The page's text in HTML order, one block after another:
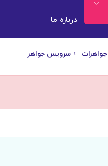
درباره ما
جواهرات سرویس جواهر